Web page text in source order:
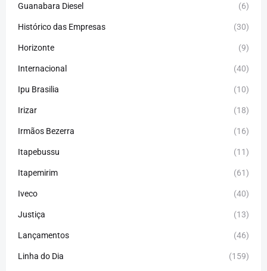
Guanabara Diesel (6)
Histórico das Empresas (30)
Horizonte (9)
Internacional (40)
Ipu Brasilia (10)
Irizar (18)
Irmãos Bezerra (16)
Itapebussu (11)
Itapemirim (61)
Iveco (40)
Justiça (13)
Lançamentos (46)
Linha do Dia (159)